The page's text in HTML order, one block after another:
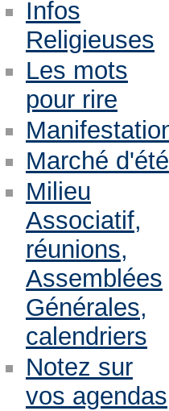
Infos
Religieuses
Les mots
pour rire
Marché d'été
Milieu
Associatif,
réunions,
Assemblées
Générales,
calendriers
Notez sur
vos agendas